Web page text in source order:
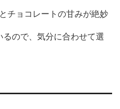
チョコレートの甘みが絶妙
ので、気分に合わせて選